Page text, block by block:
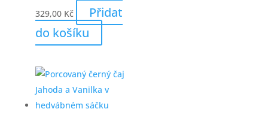
329,00 Kč
Přidat
do košíku